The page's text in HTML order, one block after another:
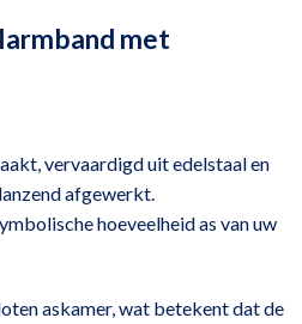
met
vervaardigd uit edelstaal en
afgewerkt.
hoeveelheid as van uw
askamer, wat betekent dat de